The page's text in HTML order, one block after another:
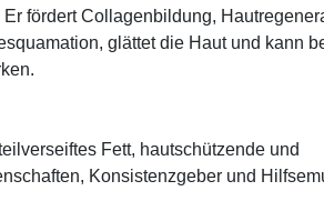
fördert Collagenbildung,
glättet die Haut und kann
Fett, hautschützende und
Konsistenzgeber und